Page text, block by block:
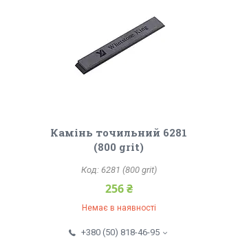
Камінь точильний 6281
(800 grit)
6281 (800 grit)
256 ₴
Немає в наявності
+380 (50) 818-46-95